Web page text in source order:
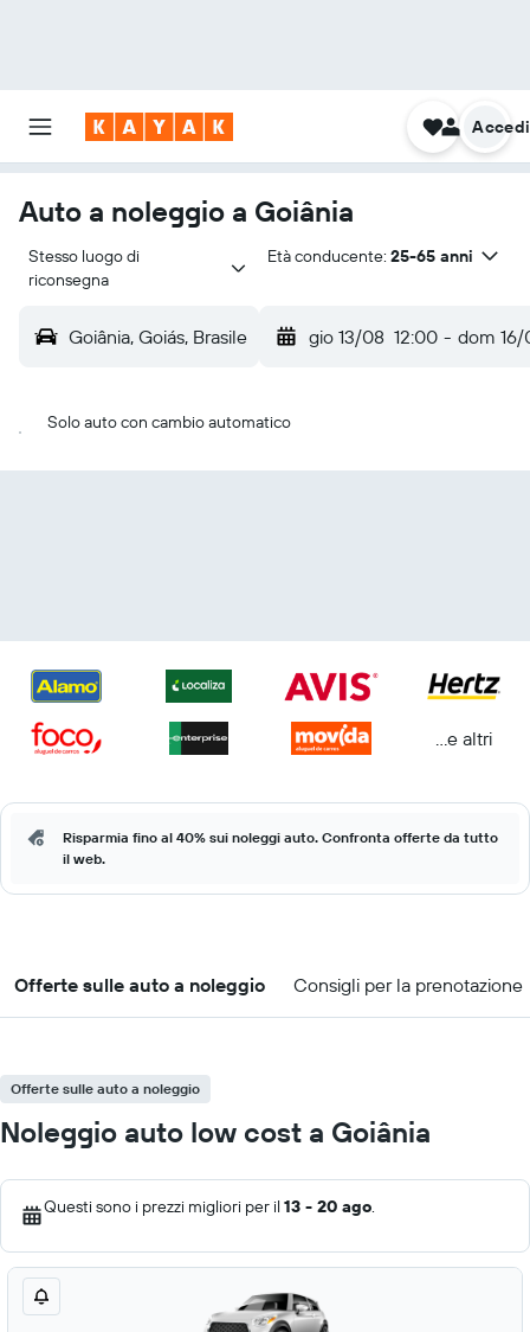
Accedi
Auto a noleggio a Goiânia
Stesso luogo di
riconsegna
Età conducente: 25-65 anni
Goiânia, Goiás, Brasile gio 13/08 12:00 - dom 16/
Solo auto con cambio automatico
...e altri
Risparmia fino al 40% sui noleggi auto. Confronta offerte da tutto
il web.
Offerte sulle auto a noleggio Consigli per la prenotazione
Offerte sulle auto a noleggio
Noleggio auto low cost a Goiânia
Questi sono i prezzi migliori per il 13 - 20 ago.